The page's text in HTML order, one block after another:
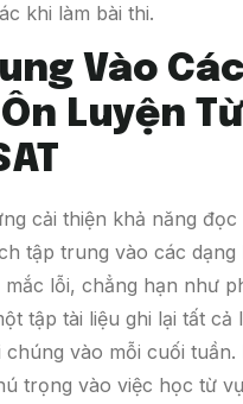
khi làm bài thi.
Vào
Luyện Từ
cải thiện khả năng đọc
tập trung vào các dạng
lỗi, chẳng hạn như
tập tài liệu ghi lại tất cả
chúng vào mỗi cuối tuần.
trọng vào việc học từ